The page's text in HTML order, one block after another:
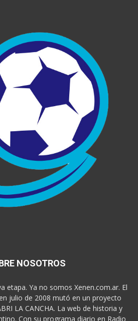
NOSOTROS
etapa. Ya no somos Xenen.com.ar. El
julio de 2008 mutó en un proyecto
LA CANCHA. La web de historia y
Con su programa diario en Radio